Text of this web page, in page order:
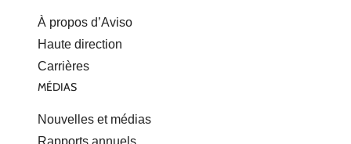
À propos d’Aviso
Haute direction
Carrières
MÉDIAS
Nouvelles et médias
Rapports annuels